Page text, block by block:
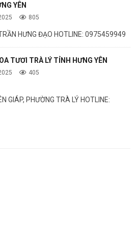
YÊN
805
HƯNG ĐẠO HOTLINE: 0975459949
TƯƠI TRÀ LÝ TỈNH HƯNG YÊN
405
GIÁP, PHƯỜNG TRÀ LÝ HOTLINE: